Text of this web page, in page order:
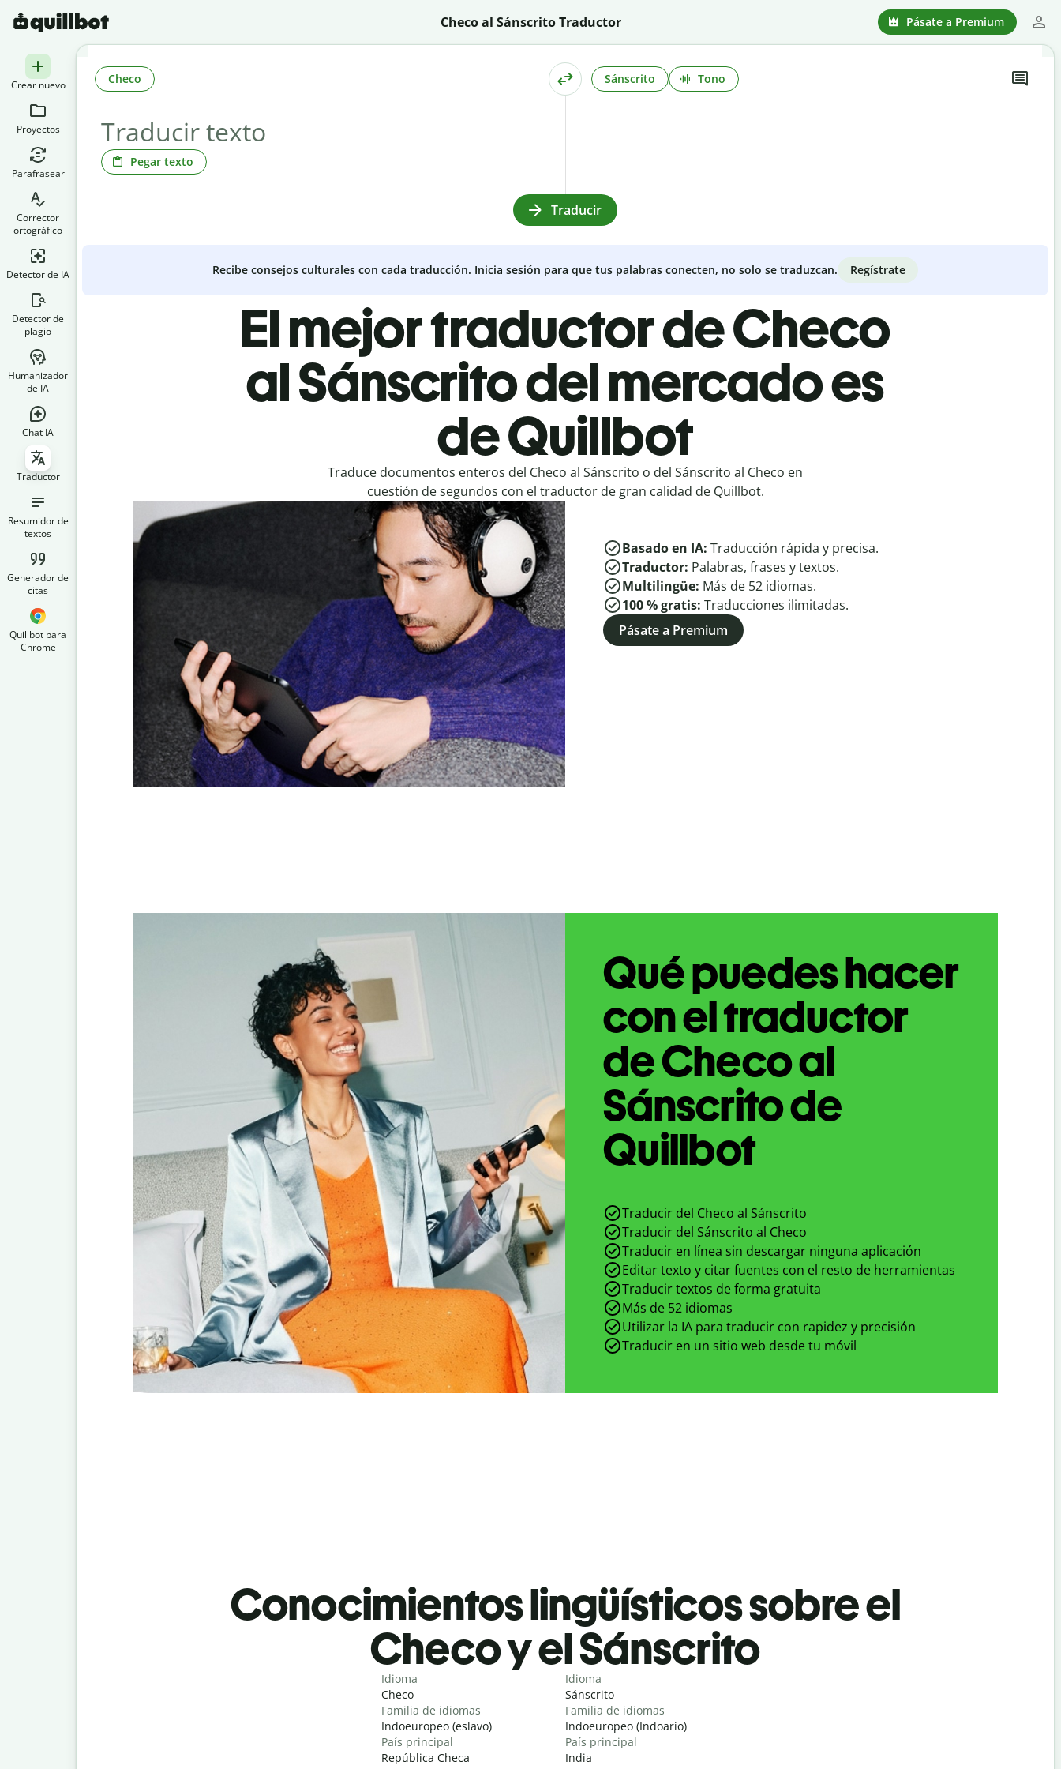
Checo al Sánscrito Traductor Pásate a Premium
Crear nuevo
Proyectos
Parafrasear
Corrector
ortográfico
Detector de IA
Detector de
plagio
Humanizador
de IA
Chat IA
Traductor
Resumidor de
textos
Generador de
citas
Quillbot para
Chrome
Pegar texto
Checo Sánscrito Tono
Traducir
Recibe consejos culturales con cada traducción. Inicia sesión para que tus palabras conecten, no solo se traduzcan. Regístrate
El mejor traductor de Checo
al Sánscrito del mercado es
de Quillbot
Traduce documentos enteros del Checo al Sánscrito o del Sánscrito al Checo en
cuestión de segundos con el traductor de gran calidad de Quillbot.
Basado en IA: Traducción rápida y precisa.
Traductor: Palabras, frases y textos.
Multilingüe: Más de 52 idiomas.
100 % gratis: Traducciones ilimitadas.
Pásate a Premium
Qué puedes hacer
con el traductor
de Checo al
Sánscrito de
Quillbot
Traducir del Checo al Sánscrito
Traducir del Sánscrito al Checo
Traducir en línea sin descargar ninguna aplicación
Editar texto y citar fuentes con el resto de herramientas
Traducir textos de forma gratuita
Más de 52 idiomas
Utilizar la IA para traducir con rapidez y precisión
Traducir en un sitio web desde tu móvil
Conocimientos lingüísticos sobre el
Checo y el Sánscrito
Idioma
Checo
Familia de idiomas
Indoeuropeo (eslavo)
País principal
República Checa
Idioma
Sánscrito
Familia de idiomas
Indoeuropeo (Indoario)
País principal
India